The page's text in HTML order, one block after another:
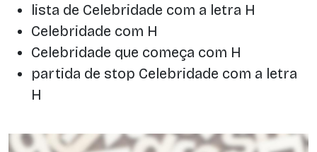
lista de Celebridade com a letra H
Celebridade com H
Celebridade que começa com H
partida de stop Celebridade com a letra
H